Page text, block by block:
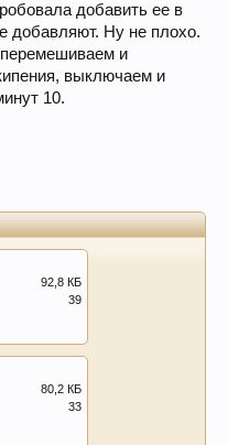
добавить ее в
добавляют. Ну не плохо.
и
выключаем и
10.
92,8 КБ
39
80,2 КБ
33